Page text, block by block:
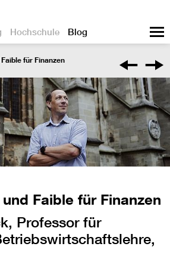
Hochschule Blog
für Finanzen
Faible für Finanzen
Professor für